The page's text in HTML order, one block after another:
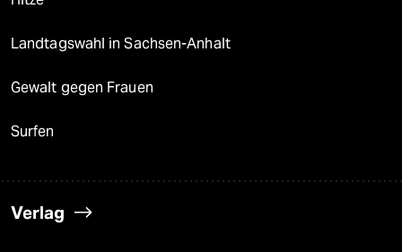
Landtagswahl in Sachsen-Anhalt
Gewalt gegen Frauen
Surfen
Verlag